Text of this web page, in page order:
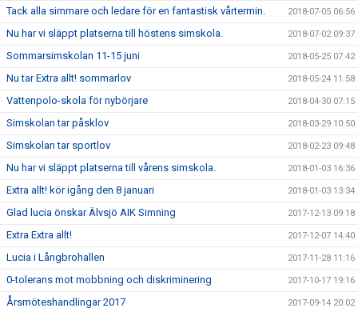
Tack alla simmare och ledare för en fantastisk vårtermin. 2018-07-05 06:56
Nu har vi släppt platserna till höstens simskola. 2018-07-02 09:37
Sommarsimskolan 11-15 juni 2018-05-25 07:42
Nu tar Extra allt! sommarlov 2018-05-24 11:58
Vattenpolo-skola för nybörjare 2018-04-30 07:15
Simskolan tar påsklov 2018-03-29 10:50
Simskolan tar sportlov 2018-02-23 09:48
Nu har vi släppt platserna till vårens simskola. 2018-01-03 16:36
Extra allt! kör igång den 8 januari 2018-01-03 13:34
Glad lucia önskar Älvsjö AIK Simning 2017-12-13 09:18
Extra Extra allt! 2017-12-07 14:40
Lucia i Långbrohallen 2017-11-28 11:16
0-tolerans mot mobbning och diskriminering 2017-10-17 19:16
Årsmöteshandlingar 2017 2017-09-14 20:02